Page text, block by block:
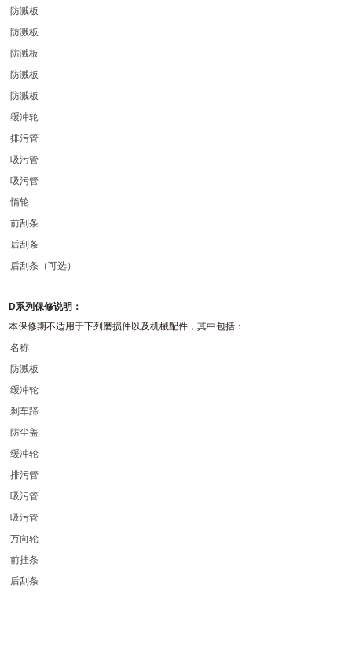
防溅板
防溅板
防溅板
防溅板
防溅板
缓冲轮
排污管
吸污管
吸污管
惰轮
前刮条
后刮条
后刮条（可选）
D系列保修说明：
本保修期不适用于下列磨损件以及机械配件，其中包括：
名称
防溅板
缓冲轮
刹车蹄
防尘盖
缓冲轮
排污管
吸污管
吸污管
万向轮
前挂条
后刮条